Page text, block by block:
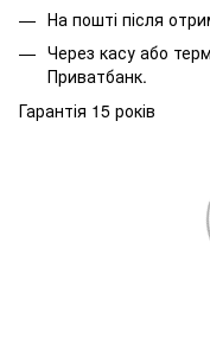
На пошті після
Через касу або
Приватбанк.
Гарантія 15 років